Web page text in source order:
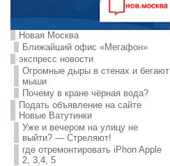
Новая Москва
Ближайший офис «Мегафон»
экспресс новости
Огромные дыры в стенах и бегают
мыши
Почему в кране чёрная вода?
Подать объявление на сайте
Новые Ватутинки
Уже и вечером на улицу не
выйти? — Стреляют!
где отремонтировать iPhon Apple
2, 3,4, 5